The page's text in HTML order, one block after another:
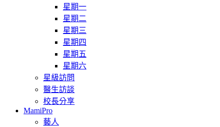
星期一
星期二
星期三
星期四
星期五
星期六
星級訪問
醫生訪談
校長分享
MamiPro
藝人